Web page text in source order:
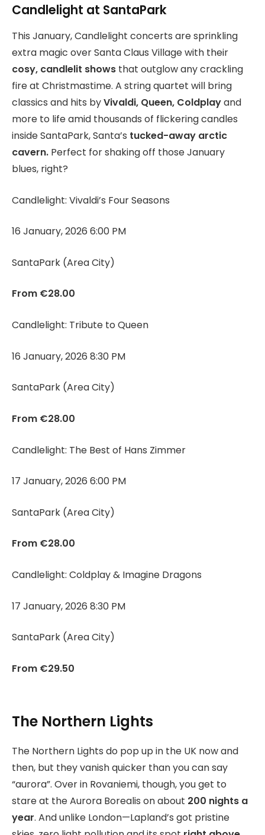
Candlelight at SantaPark
This January, Candlelight concerts are sprinkling
extra magic over Santa Claus Village with their
cosy, candlelit shows that outglow any crackling
fire at Christmastime. A string quartet will bring
classics and hits byVivaldi, Queen, Coldplayand
more to life amid thousands of flickering candles
inside SantaPark, Santa’s tucked-away arctic
cavern. Perfect for shaking off those January
blues, right?
Candlelight: Vivaldi’s Four Seasons
16 January, 2026 6:00 PM
SantaPark (Area City)
From €28.00
Candlelight: Tribute to Queen
16 January, 2026 8:30 PM
SantaPark (Area City)
From €28.00
Candlelight: The Best of Hans Zimmer
17 January, 2026 6:00 PM
SantaPark (Area City)
From €28.00
Candlelight: Coldplay & Imagine Dragons
17 January, 2026 8:30 PM
SantaPark (Area City)
From €29.50
The Northern Lights
The Northern Lights do pop up in the UK now and
then, but they vanish quicker than you can say
“aurora”. Over in Rovaniemi, though, you get to
stare at the Aurora Borealis on about 200 nights a
year. And unlike London—Lapland’s got pristine